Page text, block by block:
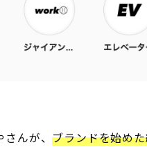
さんが、ブランドを始め